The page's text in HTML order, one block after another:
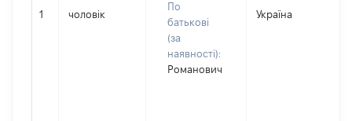
1 чоловік
По
батькові
(за
наявності):
Романович
Україна